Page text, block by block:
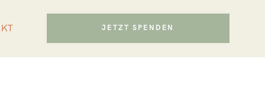
JETZT SPENDEN